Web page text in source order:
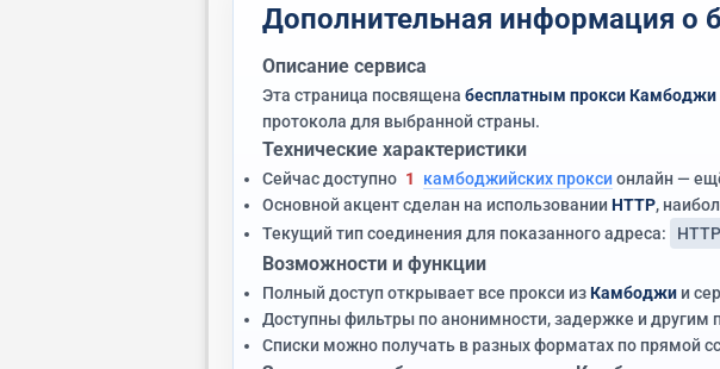
Дополнительная информация о
Описание сервиса
Эта страница посвящена бесплатным прокси Камбоджи
протокола для выбранной страны.
Технические характеристики
Сейчас доступно 1 камбоджийских прокси онлайн —
Основной акцент сделан на использовании HTTP,
Текущий тип соединения для показанного адреса:
HTTP
Возможности и функции
Полный доступ открывает все прокси изКамбоджи и
Доступны фильтры по анонимности, задержке и другим
Списки можно получать в разных форматах по прямой